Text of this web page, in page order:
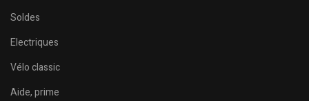
Soldes
Electriques
Vélo classic
Aide, prime